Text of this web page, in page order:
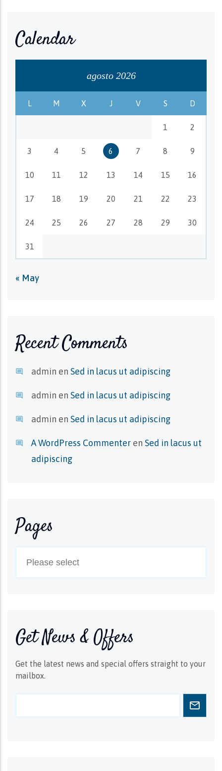
Calendar
agosto 2026
L M X J V S D
1 2
3 4 5 6 7 8 9
10 11 12 13 14 15 16
17 18 19 20 21 22 23
24 25 26 27 28 29 30
31
« May
Recent Comments
admin en Sed in lacus ut adipiscing
admin en Sed in lacus ut adipiscing
admin en Sed in lacus ut adipiscing
A WordPress Commenter en Sed in lacus ut
adipiscing
Pages
Get News & Offers
Get the latest news and special offers straight to your
mailbox.